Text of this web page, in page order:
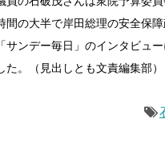
間の大半で岸田総理の安全保
サンデー毎日」のインタビュ
た。（見出しとも文責編集部）